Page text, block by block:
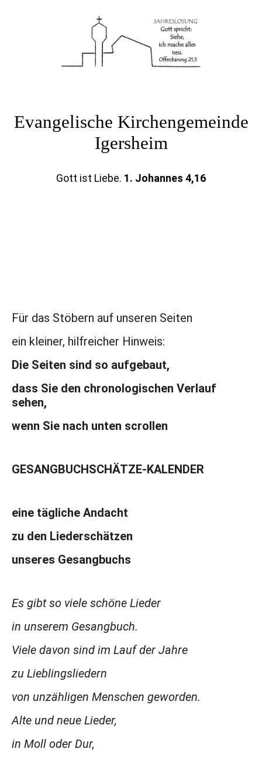
Evangelische Kirchengemeinde
Igersheim
Gott ist Liebe. 1. Johannes 4,16
Für das Stöbern auf unseren Seiten
ein kleiner, hilfreicher Hinweis:
Die Seiten sind so aufgebaut,
dass Sie den chronologischen Verlauf
sehen,
wenn Sie nach unten scrollen
GESANGBUCHSCHÄTZE-KALENDER
eine tägliche Andacht
zu den Liederschätzen
unseres Gesangbuchs
Es gibt so viele schöne Lieder
in unserem Gesangbuch.
Viele davon sind im Lauf der Jahre
zu Lieblingsliedern
von unzähligen Menschen geworden.
Alte und neue Lieder,
in Moll oder Dur,